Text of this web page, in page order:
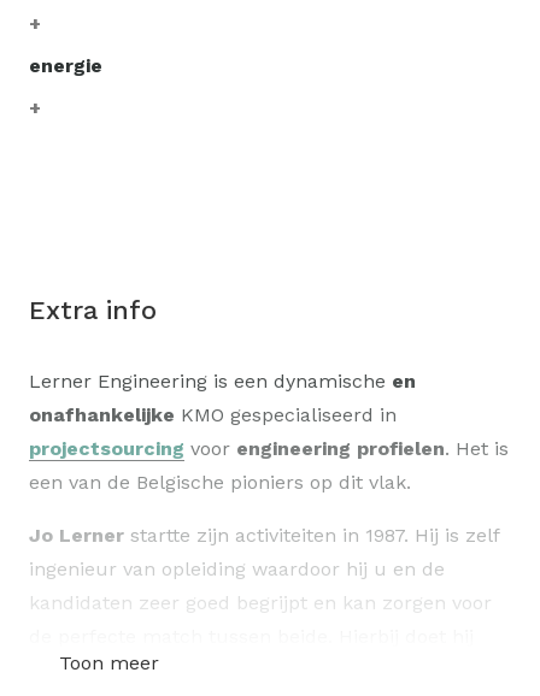
energie
Extra info
Lerner Engineering is een dynamische en
onafhankelijke KMO gespecialiseerd in
projectsourcing voor engineering profielen. Het is
een van de Belgische pioniers op dit vlak.
Jo Lerner startte zijn activiteiten in 1987. Hij is zelf
ingenieur van opleiding waardoor hij u en de
kandidaten zeer goed begrijpt en kan zorgen voor
beroep op meer dan
Toon meer